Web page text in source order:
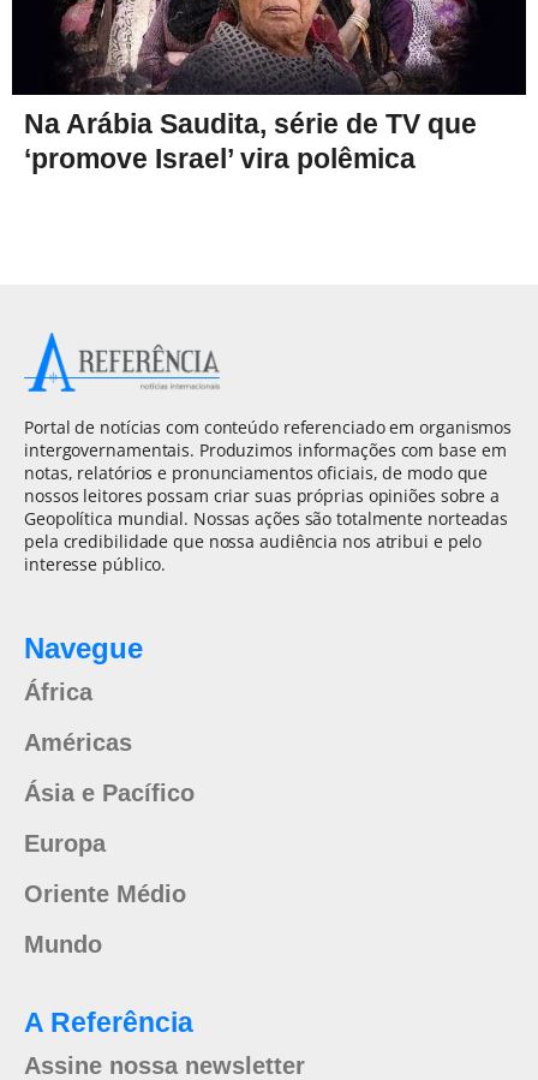
Na Arábia Saudita, série de TV que
‘promove Israel’ vira polêmica
Portal de notícias com conteúdo referenciado em organismos
intergovernamentais. Produzimos informações com base em
notas, relatórios e pronunciamentos oficiais, de modo que
nossos leitores possam criar suas próprias opiniões sobre a
Geopolítica mundial. Nossas ações são totalmente norteadas
pela credibilidade que nossa audiência nos atribui e pelo
interesse público.
Navegue
África
Américas
Ásia e Pacífico
Europa
Oriente Médio
Mundo
A Referência
Assine nossa newsletter